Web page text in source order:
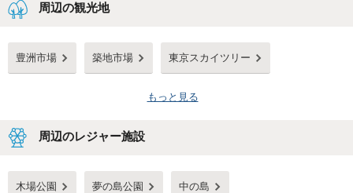
周辺の観光地
豊洲市場 築地市場 東京スカイツリー
もっと見る
周辺のレジャー施設
木場公園 夢の島公園 中の島